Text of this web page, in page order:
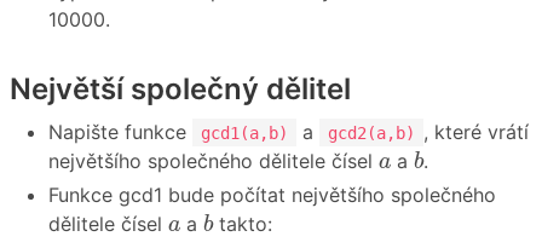
10000.
Největší společný dělitel
Napište funkce gcd1(a,b) a gcd2(a,b)
, které vrátí
největšího společného dělitele čísel a
a a b
b.
Funkce gcd1 bude počítat největšího společného
dělitele čísel a
a a b
btakto: